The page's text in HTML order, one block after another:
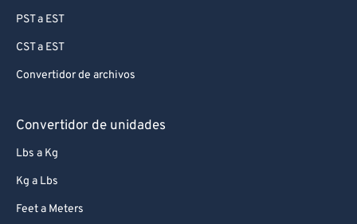
PST a EST
CST a EST
Convertidor de archivos
Convertidor de unidades
Lbs a Kg
Kg a Lbs
Feet a Meters